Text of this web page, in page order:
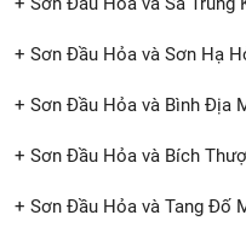
+ Sơn Đầu Hỏa và Sơn Hạ
+ Sơn Đầu Hỏa và Bình Địa
+ Sơn Đầu Hỏa và Bích
+ Sơn Đầu Hỏa và Tang Đố